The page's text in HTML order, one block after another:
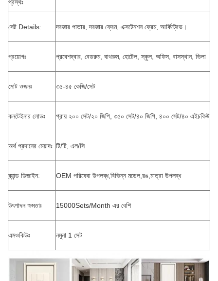
প্রস্থঃ
সেট Details: দরজার পাতার, দরজার ফ্রেম, এক্সটেনশন ফ্রেম, আর্কিট্রেভ।
প্রয়োগঃ প্রবেশদ্বার, বেডরুম, বাথরুম, হোটেল, স্কুল, অফিস, বাসস্থান, ভিলা
মোট ওজনঃ ৩৫-৪৫ কেজি/সেট
কনটেইনার লোডঃ প্রায় ২০০ সেট/২০ জিপি, ৩৫০ সেট/৪০ জিপি, ৪০০ সেট/৪০ এইচকিউ
অর্থ প্রদানের মেয়াদঃ টি/টি, এল/সি
ব্র্যান্ড ডিজাইন: OEM পরিষেবা উপলব্ধ,বিভিন্ন মডেল,রঙ,মাত্রা উপলব্ধ
উৎপাদন ক্ষমতাঃ 15000Sets/Month এর বেশি
এমওকিউঃ নমুনা 1 সেট